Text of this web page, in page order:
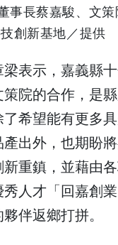
事長蔡嘉駿、文
創新基地／提供
表示，嘉義縣
院的合作，是
希望能有更多
出外，也期盼
重鎮，並藉由
人才「回嘉創
伴返鄉打拼。